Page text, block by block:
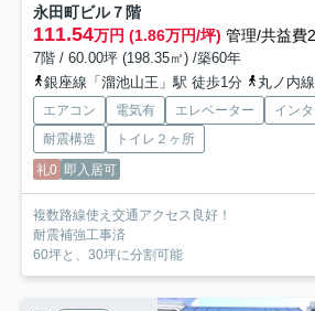
永田町ビル７階
111.54万円 (1.86万円/坪) 管理/共益費
7階 / 60.00坪 (198.35㎡) /築60年
銀座線「溜池山王」駅 徒歩1分
丸ノ内線
エアコン 電気有 エレベーター
イン
耐震構造
トイレ２ヶ所
礼0 即入居可
複数路線使え交通アクセス良好！
耐震補強工事済
60坪と、30坪に分割可能